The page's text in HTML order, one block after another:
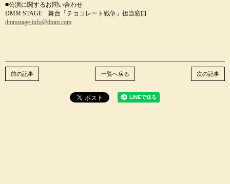
■公演に関するお問い合わせ
DMM STAGE 舞台「チョコレート戦争」担当窓口
dmmstage-info@dmm.com
次の記事
一覧へ戻る
前の記事